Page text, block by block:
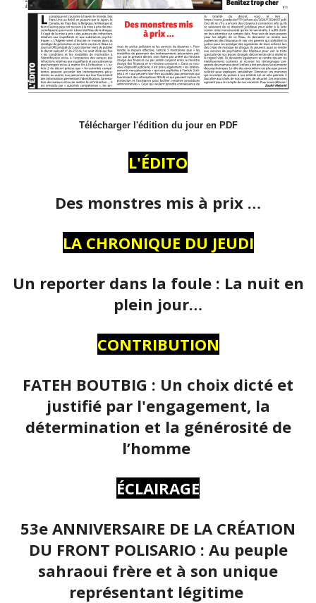
Télécharger l'édition du jour en PDF
L'ÉDITO
Des monstres mis à prix …
LA CHRONIQUE DU JEUDI
Un reporter dans la foule : La nuit en
plein jour…
CONTRIBUTION
FATEH BOUTBIG : Un choix dicté et
justifié par l'engagement, la
détermination et la générosité de
l’homme
ÉCLAIRAGE
53e ANNIVERSAIRE DE LA CRÉATION
DU FRONT POLISARIO : Au peuple
sahraoui frère et à son unique
représentant légitime